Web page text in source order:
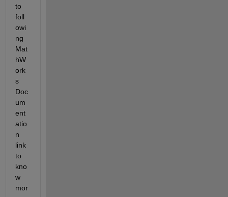
to
foll
owi
ng
Mat
hW
ork
s
Doc
um
ent
atio
n
link
to
kno
w
mor